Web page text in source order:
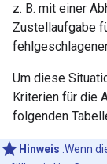
z. B. mit einer
Zustellaufgabe
Um diese
Kriterien für die
folgenden
Hinweis :Wenn